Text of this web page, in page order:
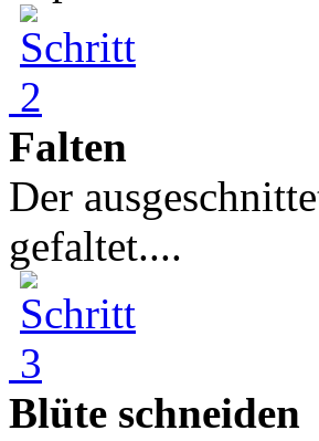
Falten
Der
gefaltet....
Blüte schneiden